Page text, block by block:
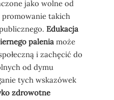
jako wolne od
takich
Edukacja
palenia może
i zachęcić do
od dymu
tych wskazówek
zdrowotne